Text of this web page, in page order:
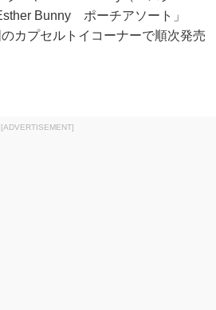
Bunny ポーチアソート」
カプセルトイコーナーで順次発売
[ADVERTISEMENT]